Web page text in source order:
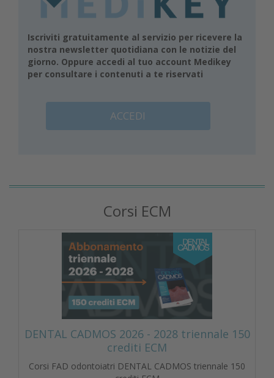
Iscriviti gratuitamente al servizio per ricevere la
nostra newsletter quotidiana con le notizie del
giorno. Oppure accedi al tuo account Medikey
per consultare i contenuti a te riservati
ACCEDI
Corsi ECM
DENTAL CADMOS 2026 - 2028 triennale 150
crediti ECM
Corsi FAD odontoiatri DENTAL CADMOS triennale 150